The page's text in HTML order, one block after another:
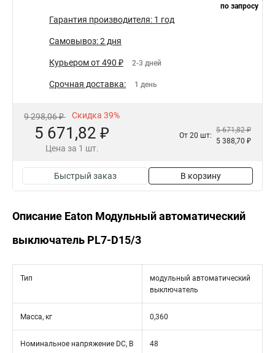
по запросу
Гарантия производителя: 1 год
Самовывоз: 2 дня
Курьером от 490 ₽ 2-3 дней
Срочная доставка: 1 день
9 298,06 ₽ Скидка 39%
5 671,82 ₽
Цена за 1 шт.
От 20 шт:
5 671,82 ₽
5 388,70 ₽
Быстрый заказ В корзину
Описание Eaton Модульный автоматический
выключатель PL7-D15/3
Тип
модульный автоматический
выключатель
Масса, кг 0,360
Номинальное напряжение DC, В 48